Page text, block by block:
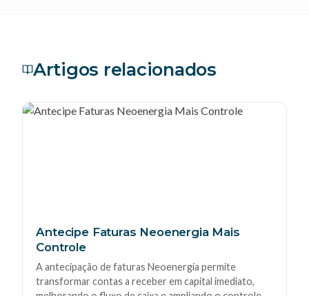
Artigos relacionados
Antecipe Faturas Neoenergia Mais
Controle
A antecipação de faturas Neoenergia permite
transformar contas a receber em capital imediato,